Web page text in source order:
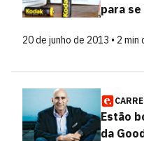
para
20 de junho de 2013 • 2 min
Estão
da